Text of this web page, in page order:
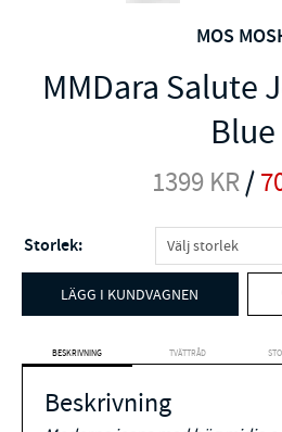
MOS
MMDara Salute
Blue
1399 KR/
Storlek:
LÄGG I KUNDVAGNEN
BESKRIVNING TVÄTTRÅD
Beskrivning